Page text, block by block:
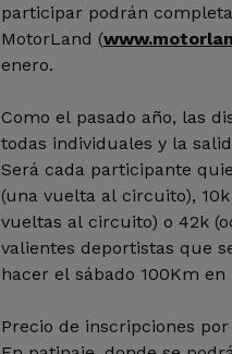
participar podrán
MotorLand (
enero.
Como el pasado año, las
todas individuales y la
Será cada participante
(una vuelta al circuito),
vueltas al circuito) o 42k
valientes deportistas que
hacer el sábado 100Km
Precio de inscripciones